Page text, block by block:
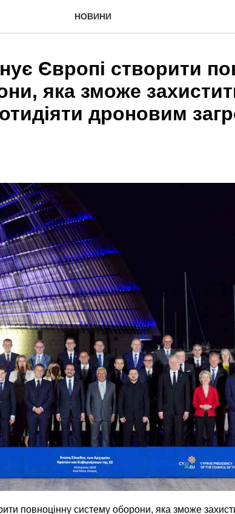
НОВИНИ
Європі створити
яка зможе
дроновим
повноцінну систему оборони, яка зможе